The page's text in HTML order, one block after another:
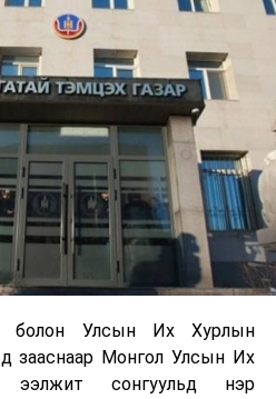
болон Улсын Их Хурлын
зааснаар Монгол Улсын Их
сонгуульд нэр